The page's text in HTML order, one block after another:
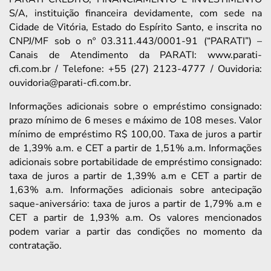
S/A, instituição financeira devidamente, com sede na
Cidade de Vitória, Estado do Espírito Santo, e inscrita no
CNPJ/MF sob o nº 03.311.443/0001-91 (“PARATI”) –
Canais de Atendimento da PARATI: www.parati-
cfi.com.br / Telefone: +55 (27) 2123-4777 / Ouvidoria:
ouvidoria@parati-cfi.com.br.
Informações adicionais sobre o empréstimo consignado:
prazo mínimo de 6 meses e máximo de 108 meses. Valor
mínimo de empréstimo R$ 100,00. Taxa de juros a partir
de 1,39% a.m. e CET a partir de 1,51% a.m. Informações
adicionais sobre portabilidade de empréstimo consignado:
taxa de juros a partir de 1,39% a.m e CET a partir de
1,63% a.m. Informações adicionais sobre antecipação
saque-aniversário: taxa de juros a partir de 1,79% a.m e
CET a partir de 1,93% a.m. Os valores mencionados
podem variar a partir das condições no momento da
contratação.